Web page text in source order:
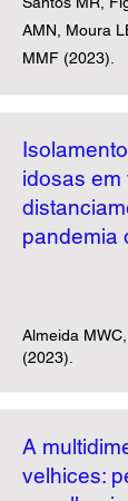
AMN, Moura
MMF (2023). ​
idosas em
pandemia
Almeida
(2023).
A
velhices: